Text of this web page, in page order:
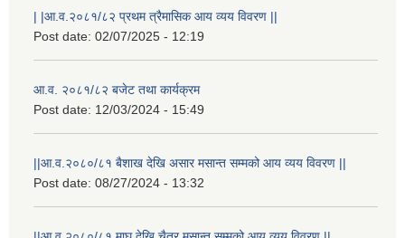
| |आ.व.२०८१/८२ प्रथम त्रैमासिक आय व्यय विवरण ||
Post date: 02/07/2025 - 12:19
आ.व. २०८१/८२ बजेट तथा कार्यक्रम
Post date: 12/03/2024 - 15:49
||आ.व.२०८०/८१ बैशाख देखि असार मसान्त सम्मको आय व्यय विवरण ||
Post date: 08/27/2024 - 13:32